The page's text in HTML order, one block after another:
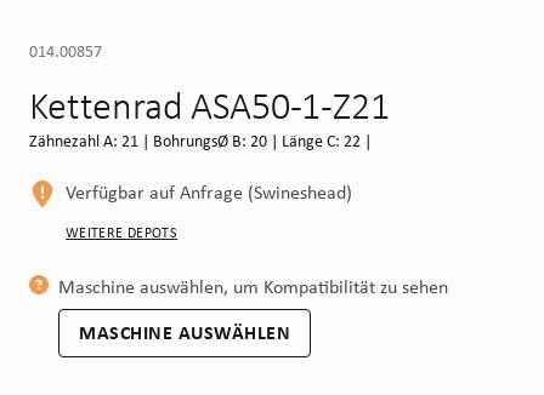
014.00857
Kettenrad ASA50-1-Z21
Zähnezahl A: 21 | BohrungsØ B: 20 | Länge C: 22 |
Verfügbar auf Anfrage (Swineshead)
WEITERE DEPOTS
Maschine auswählen, um Kompatibilität zu sehen
MASCHINE AUSWÄHLEN